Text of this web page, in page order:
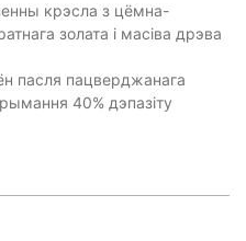
крэсла з цёмна-
золата і масіва дрэва
пасля пацверджанага
40% дэпазіту